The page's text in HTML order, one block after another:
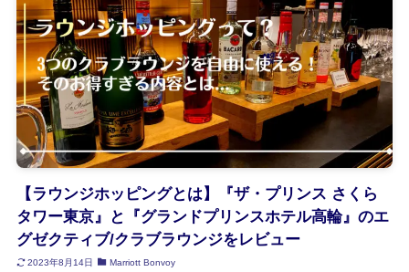
【ラウンジホッピングとは】『ザ・プリンス さくら
タワー東京』と『グランドプリンスホテル高輪』のエ
グゼクティブ/クラブラウンジをレビュー
2023年8月14日 Marriott Bonvoy